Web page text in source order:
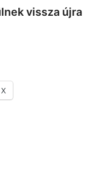
vissza újra
X